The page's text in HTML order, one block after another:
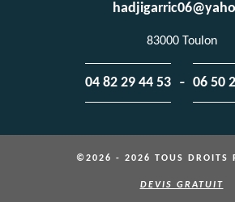
83000 Toulon
04 82 29 44 53 - 06 50
©2026 - 2026 TOUS DROITS
DEVIS GRATUIT